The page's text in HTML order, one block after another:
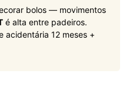
bolos — movimentos
é alta entre padeiros.
acidentária 12 meses +